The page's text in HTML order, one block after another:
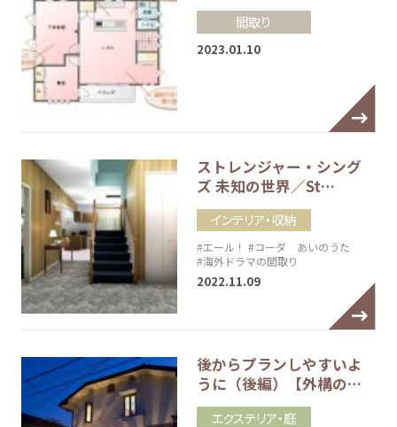
間取り
2023.01.10
ストレンジャー・シング
ズ 未知の世界／St…
インテリア・収納
#エール！ #コーダ あいのうた
#海外ドラマの間取り
2022.11.09
後からプランしやすいよ
うに（後編）【外構の…
エクステリア・庭